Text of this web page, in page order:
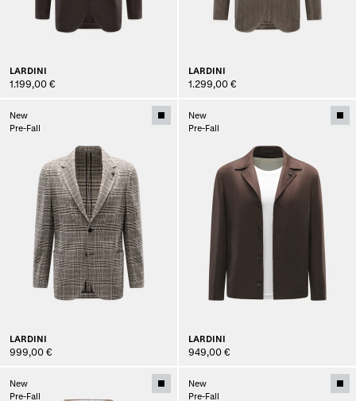
LARDINI
1.199,00 €
LARDINI
1.299,00 €
New
Pre-Fall
LARDINI
999,00 €
New
Pre-Fall
LARDINI
949,00 €
New
Pre-Fall
New
Pre-Fall